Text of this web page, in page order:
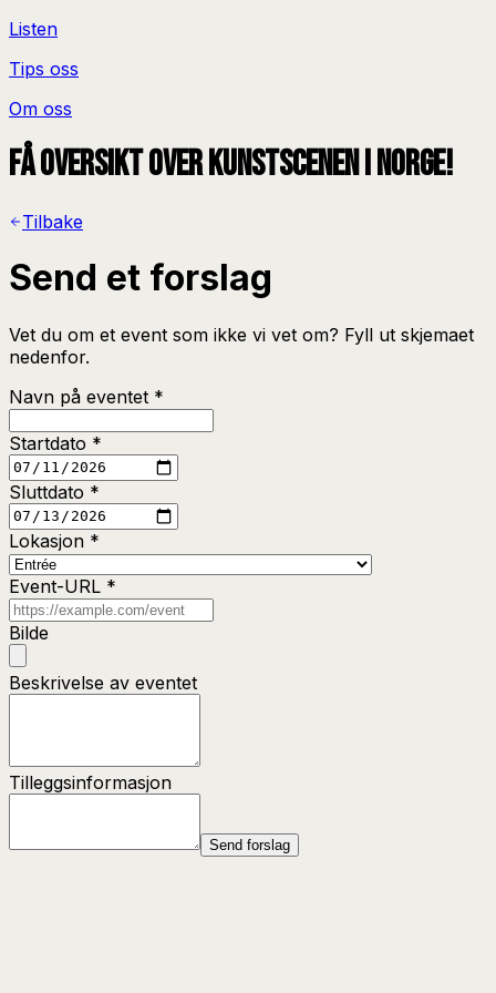
Listen
Tips oss
Om oss
Få oversikt over kunstscenen i Norge!
Tilbake
Send et forslag
Vet du om et event som ikke vi vet om? Fyll ut skjemaet
nedenfor.
Navn på eventet *
Startdato *
Sluttdato *
Lokasjon *
Event-URL *
Bilde
Beskrivelse av eventet
Tilleggsinformasjon
Send forslag